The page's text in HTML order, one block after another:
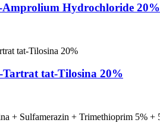
Hydrochloride 20%
tat-Tilosina 20%